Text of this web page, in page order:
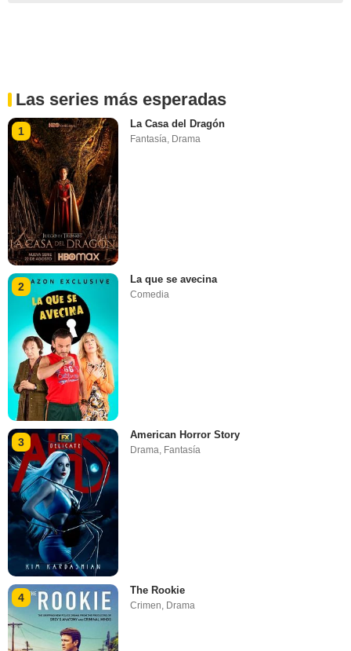
Las series más esperadas
1
La Casa del Dragón
Fantasía Drama
2
La que se avecina
Comedia
3
American Horror Story
Drama, Fantasía
4
The Rookie
Crimen, Drama